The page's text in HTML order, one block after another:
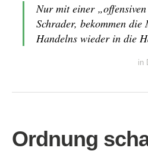
Nur mit einer
Schrader, bekommen
Handelns wieder in die
in
Ordnung